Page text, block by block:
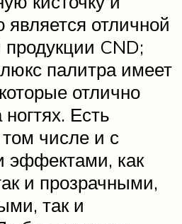
является отличной
продукции CND;
палитра имеет
отлично
Есть
числе и с
эффектами, как
и прозрачными,
так и